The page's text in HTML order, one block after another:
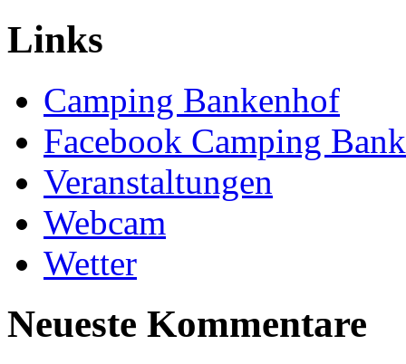
Links
Camping Bankenhof
Facebook Camping
Veranstaltungen
Webcam
Wetter
Neueste Kommentare